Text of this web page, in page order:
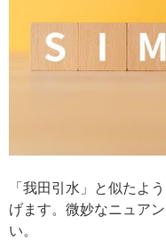
「我田引水」と似たよ
げます。微妙なニュア
い。